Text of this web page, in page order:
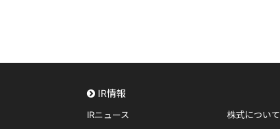
IR情報
IRニュース
株式について